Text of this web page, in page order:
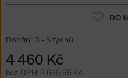
DO
Dodání: 3 - 5 týdnů
4 460 Kč
bez DPH: 3 685,95 Kč